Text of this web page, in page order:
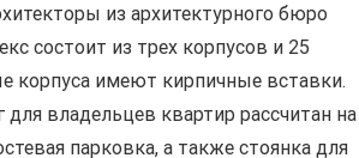
из архитектурного бюро
состоит из трех корпусов и 25
корпуса имеют кирпичные вставки.
владельцев квартир рассчитан на
парковка, а также стоянка для